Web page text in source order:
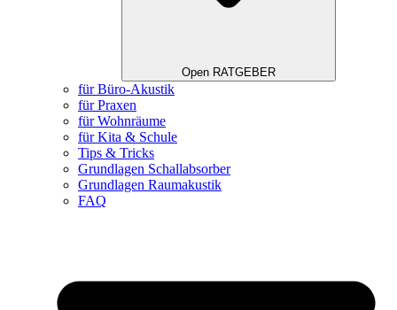
Open RATGEBER
für Büro-Akustik
für Praxen
für Wohnräume
für Kita & Schule
Tips & Tricks
Grundlagen Schallabsorber
Grundlagen Raumakustik
FAQ